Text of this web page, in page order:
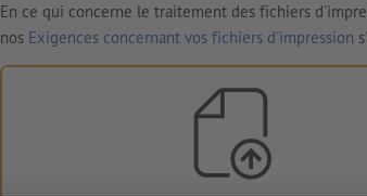
En ce qui concerne le traitement des fichiers
nos Exigences concernant vos fichiers d'impression